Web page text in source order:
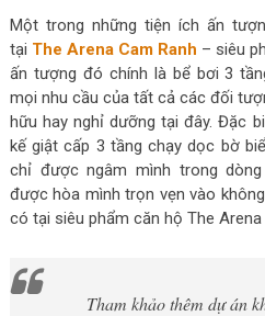
Một trong những tiện ích ấn
tại The Arena Cam Ranh – siêu
ấn tượng đó chính là bể bơi 3
mọi nhu cầu của tất cả các đối
hữu hay nghỉ dưỡng tại đây. Đặc
kế giật cấp 3 tầng chạy dọc bờ
chỉ được ngâm mình trong
được hòa mình trọn vẹn vào
có tại siêu phẩm căn hộ The Arena
Tham khảo thêm dự án